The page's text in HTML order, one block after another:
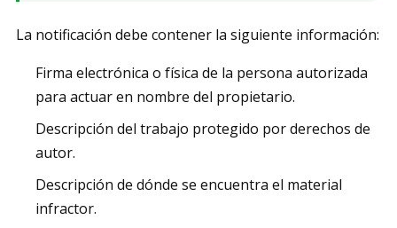
La notificación debe contener la siguiente información:
Firma electrónica o física de la persona autorizada
para actuar en nombre del propietario.
Descripción del trabajo protegido por derechos de
autor.
Descripción de dónde se encuentra el material
infractor.